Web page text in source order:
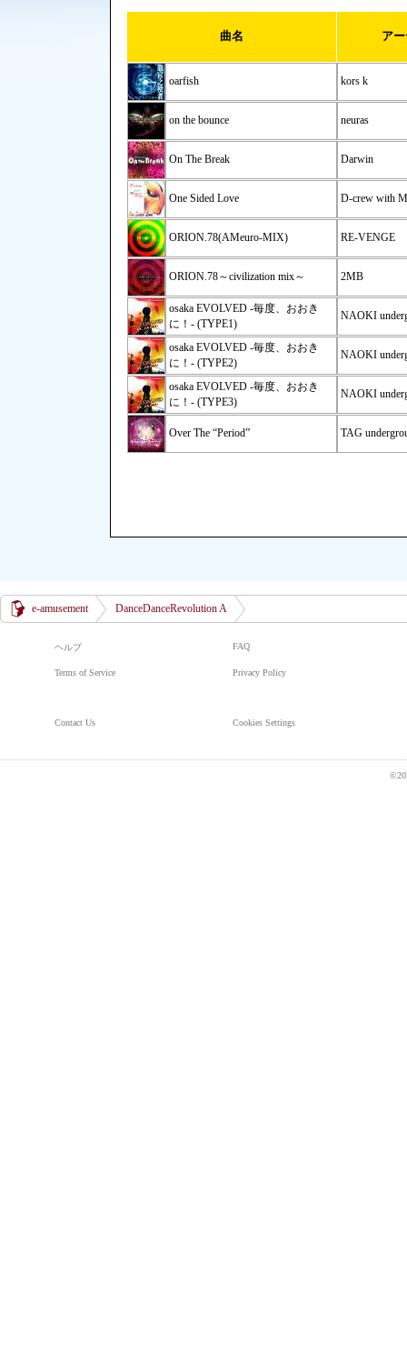
曲名 ア
oarfish kors k
on the bounce neuras
On The Break Darwin
One Sided Love D-crew with
ORION.78(AMeuro-MIX) RE-VENGE
ORION.78～civilization mix～ 2MB
osaka EVOLVED -毎度、おおき
に！- (TYPE1)
NAOKI
osaka EVOLVED -毎度、おおき
に！- (TYPE2)
NAOKI
osaka EVOLVED -毎度、おおき
に！- (TYPE3)
NAOKI
Over The “Period” TAG
e-amusement DanceDanceRevolution A
ヘルプ FAQ
Terms of Service Privacy Policy
Contact Us Cookies Settings